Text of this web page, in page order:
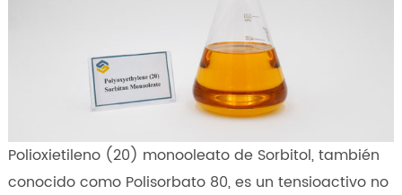
Polioxietileno (20) monooleato de Sorbitol, también
conocido como Polisorbato 80, es un tensioactivo no